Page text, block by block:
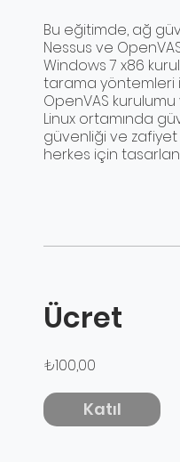
Bu eğitimde, ağ
Nessus ve
Windows 7 x86
tarama yöntemleri
OpenVAS
Linux ortamında
güvenliği ve
herkes için
Ücret
₺100,00
Katıl